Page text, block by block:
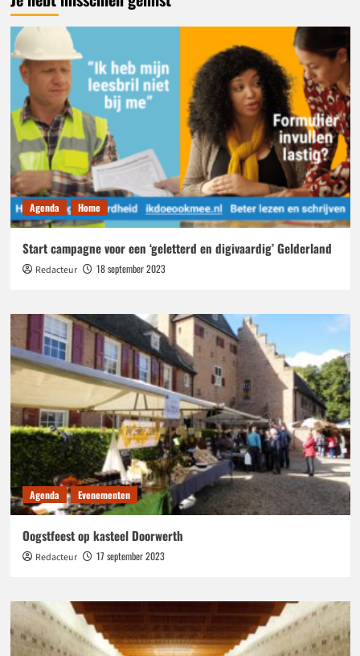
Agenda Home
Start campagne voor een ‘geletterd en digivaardig’ Gelderland
Redacteur 18 september 2023
Agenda Evenementen
Oogstfeest op kasteel Doorwerth
Redacteur 17 september 2023